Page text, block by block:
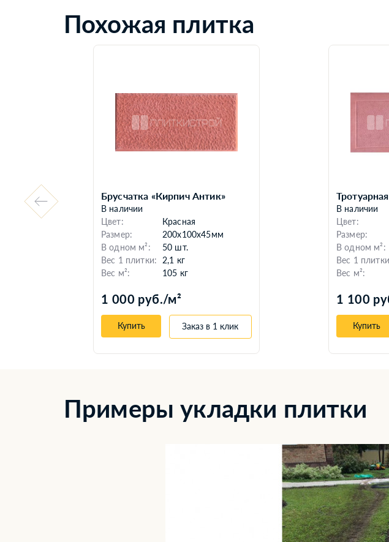
Похожая плитка
Брусчатка «Кирпич Антик»
В наличии
Цвет:
Красная
Размер:
200x100x45мм
В одном м²:
50 шт.
Вес 1 плитки:
2,1 кг
Вес м²:
105 кг
1 000 руб./м²
Купить Заказ в 1 клик
В наличии
Цвет:
Размер:
В одном м²:
Вес 1
Вес м²:
1 100
Купить
Примеры укладки плитки